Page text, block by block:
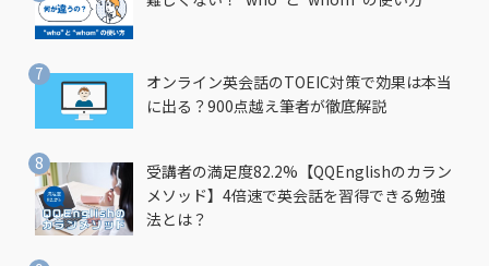
オンライン英会話のTOEIC対策で効果は本当
に出る？900点越え筆者が徹底解説
受講者の満足度82.2%【QQEnglishのカラン
メソッド】4倍速で英会話を習得できる勉強
法とは？